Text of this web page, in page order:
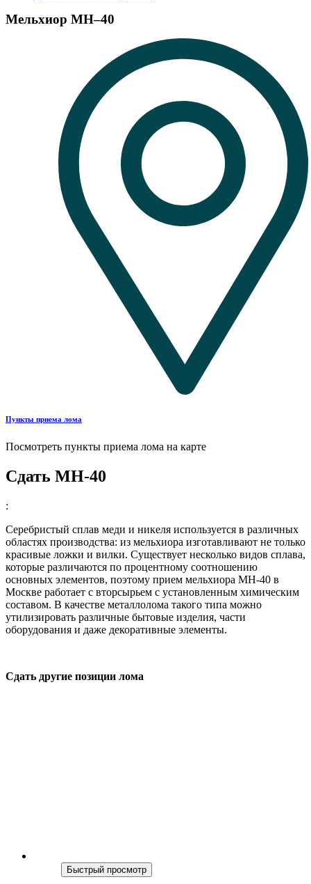
Мельхиор МН–40
Пункты приема лома
Посмотреть пункты приема лома на карте
Сдать МН-40
:
Серебристый сплав меди и никеля используется в различных
областях производства: из мельхиора изготавливают не только
красивые ложки и вилки. Существует несколько видов сплава,
которые различаются по процентному соотношению
основных элементов, поэтому прием мельхиора МН-40 в
Москве работает с вторсырьем с установленным химическим
составом. В качестве металлолома такого типа можно
утилизировать различные бытовые изделия, части
оборудования и даже декоративные элементы.
Сдать другие позиции лома
Быстрый просмотр